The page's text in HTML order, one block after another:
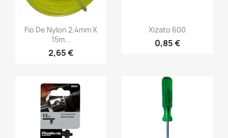
Fio De Nylon 2,4mm X
15m...
2,65 €
Xizato 600
0,85 €